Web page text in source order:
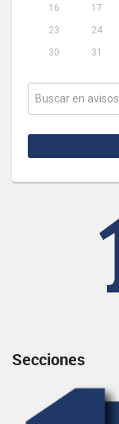
16
17
23
24
30
31
Secciones